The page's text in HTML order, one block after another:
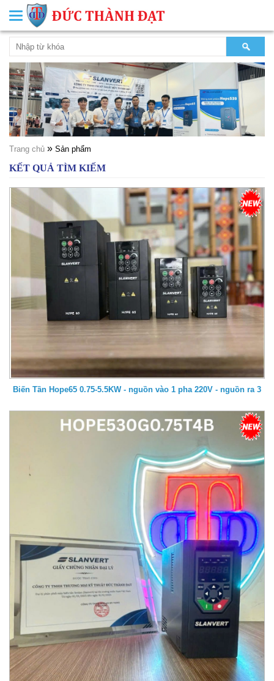
Trang chủ » Sản phẩm
KẾT QUẢ TÌM KIẾM
Biến Tần Hope65 0.75-5.5KW - nguồn vào 1 pha 220V - nguồn ra 3
Toggle
navigation